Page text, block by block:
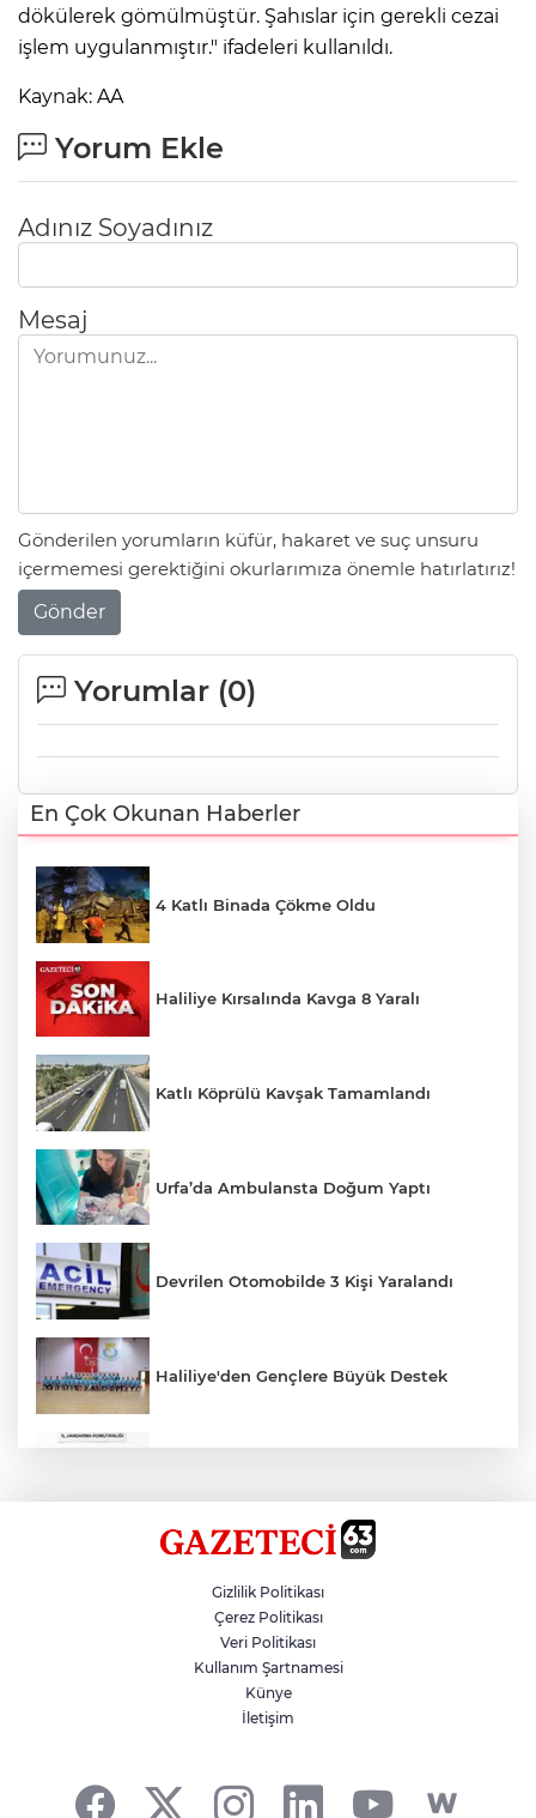
dökülerek gömülmüştür. Şahıslar için gerekli cezai
işlem uygulanmıştır." ifadeleri kullanıldı.
Kaynak: AA
Yorum Ekle
Adınız Soyadınız
Mesaj
Gönderilen yorumların küfür, hakaret ve suç unsuru
içermemesi gerektiğini okurlarımıza önemle hatırlatırız!
Gönder
Yorumlar (0)
En Çok Okunan Haberler
4 Katlı Binada Çökme Oldu
Haliliye Kırsalında Kavga 8 Yaralı
Katlı Köprülü Kavşak Tamamlandı
Urfa’da Ambulansta Doğum Yaptı
Devrilen Otomobilde 3 Kişi Yaralandı
Haliliye'den Gençlere Büyük Destek
Hikmet Başak’tan Ulaşım Çalışması
Atatürk Bulvarında Asfalt Yenileniyor
Gizlilik Politikası
Çerez Politikası
Veri Politikası
Kullanım Şartnamesi
Künye
İletişim